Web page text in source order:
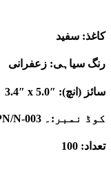
کاغذ: سفید
رنگ سیاہی: زعفرانی
3.4″ x 5.0″ :سائز (انچ)
PN/N-003 کوڈ نمبر:۔
تعداد: 100